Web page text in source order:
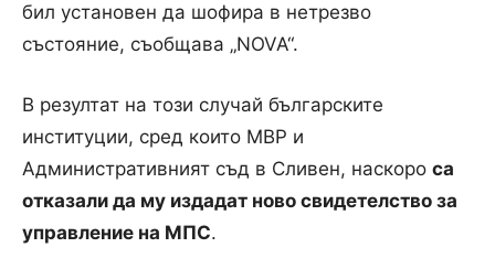
бил установен да шофира в нетрезво
състояние, съобщава „NOVA“.
В резултат на този случай българските
институции, сред които МВР и
Административният съд в Сливен, наскоро са
отказали да му издадат ново свидетелство за
управление на МПС.